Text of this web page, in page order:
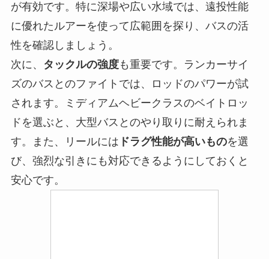
が有効です。特に深場や広い水域では、遠投性能
に優れたルアーを使って広範囲を探り、バスの活
性を確認しましょう。
次に、
タックルの強度も重要です。ランカーサイ
ズのバスとのファイトでは、ロッドのパワーが試
されます。ミディアムヘビークラスのベイトロッ
ドを選ぶと、大型バスとのやり取りに耐えられま
す。また、リールには ドラグ性能が高いものを選
び、強烈な引きにも対応できるようにしておくと
安心です。